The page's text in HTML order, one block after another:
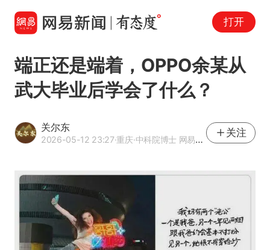
打开
端正还是端着，OPPO余某从
武大毕业后学会了什么？
关尔东
2026-05-12 23:27·重庆·中科院博士 网易号热点合伙人 网易号优质内容创作者
关注